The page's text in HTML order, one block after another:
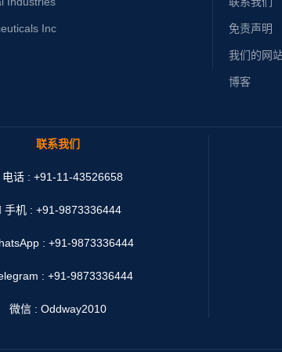
Inc 免责声明
我们的网
博客
联系我们
电话 : +91-11-43526658
手机 : +91-9873336444
:+91-9873336444
: +91-9873336444
微信 : Oddway2010